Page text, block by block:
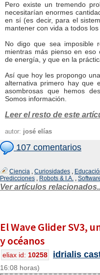
Pero existe un tremendo
necesitarían enormes
en sí (es decir, para el
mantener con vida a todos los
No digo que sea imposible
mientras más pienso en
de energía, y que en la
Así que hoy les propongo
alternativa primero hay que
asombrosas que hemos
Somos información.
Leer el resto de este
autor: josé elías
107 comentarios
Ciencia , Curiosidades ,
Predicciones , Robots & I.A. ,
Ver artículos
El Wave Glider SV3,
y océanos
eliax id: 10258 idrialis
16:08 horas)